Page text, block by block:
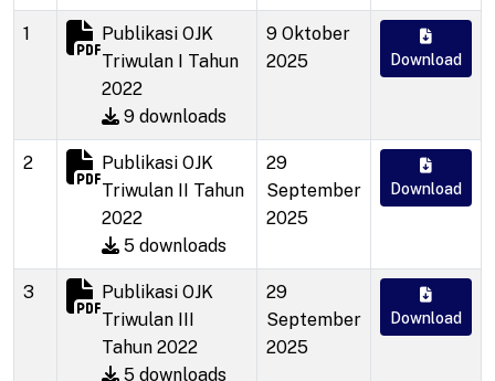
1
Publikasi OJK
Triwulan I Tahun
2022
9 downloads
9 Oktober
2025
Download
2
Publikasi OJK
Triwulan II Tahun
2022
5 downloads
29
September
2025
Download
3
Publikasi OJK
Triwulan III
Tahun 2022
5 downloads
29
September
2025
Download